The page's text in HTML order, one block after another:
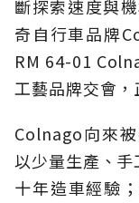
斷探索速度與
奇自行車品牌
RM 64-01
工藝品牌交會，
Colnago向來
以少量生產、
十年造車經驗